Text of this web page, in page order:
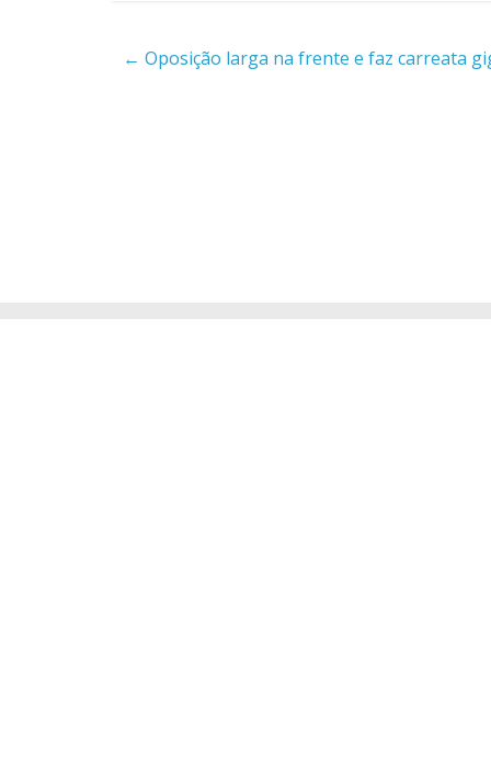
← Oposição larga na frente e faz carreata